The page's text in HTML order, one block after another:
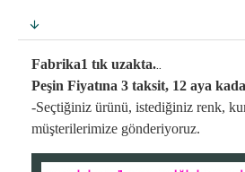
Fabrika1 tık uzakta...
Peşin Fiyatına 3 taksit, 12 aya
-Seçtiğiniz ürünü, istediğiniz renk,
müşterilerimize gönderiyoruz.